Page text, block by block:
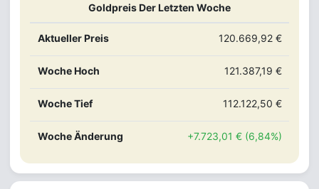
Goldpreis Der Letzten Woche
Aktueller Preis 120.669,92 €
Woche Hoch 121.387,19 €
Woche Tief 112.122,50 €
Woche Änderung +7.723,01 € (6,84%)